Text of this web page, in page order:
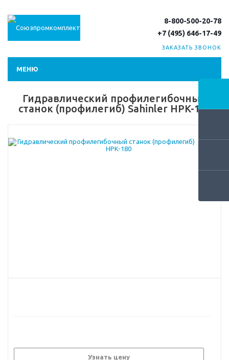
8-800-500-20-78
+7 (495) 646-17-49
ЗАКАЗАТЬ ЗВОНОК
МЕНЮ
Гидравлический профилегибочный
станок (профилегиб) Sahinler HPK-180
Узнать цену